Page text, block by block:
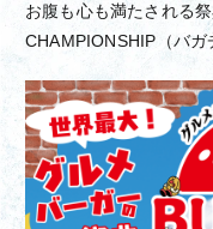
お腹も心も満たされる
CHAMPIONSHIP（バガ